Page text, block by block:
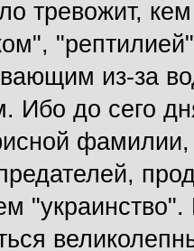
тревожит,
из-за
Ибо до сего
фамилии,